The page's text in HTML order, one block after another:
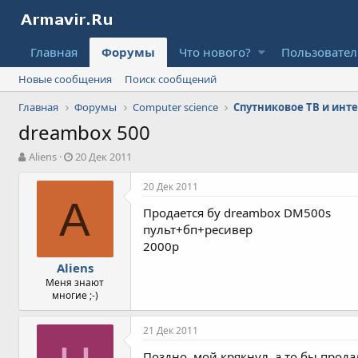
Главная Форумы Что нового?
Новые сообщения
Поиск сообщений
Главная
Форумы Computer science Спутниковое ТВ и
dreambox 500
А
Aliens
Д
т
н
а
а
л
а
20 Дек 2011
A
Aliens
Меня знают
многие ;-)
20 Дек 2011
Продается бу dreambox DM500s
пульт+бп+ресивер
2000р
21 Дек 2011